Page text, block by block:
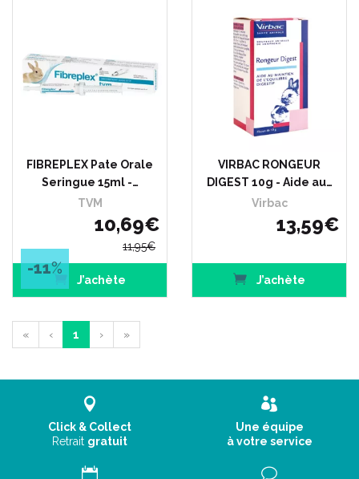
FIBREPLEX Pate Orale
Seringue 15ml -…
TVM
10,69€
11,95€
-11%
J’achète
VIRBAC RONGEUR
DIGEST 10g - Aide au…
Virbac
13,59€
J’achète
« ‹ 1 › »
Click & Collect
Retrait gratuit
Une équipe
à votre service